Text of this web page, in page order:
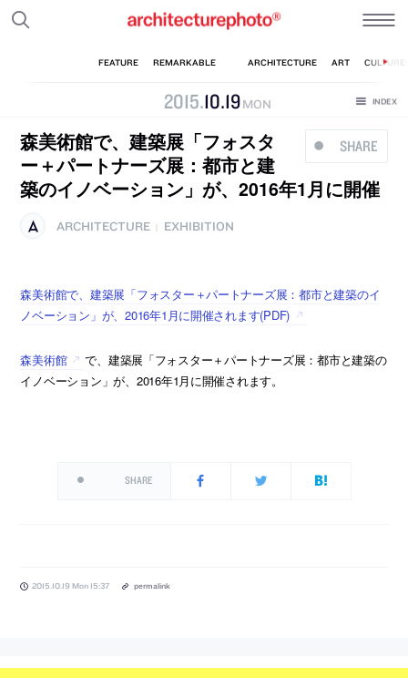
2015.10.19 MON
SHARE
森美術館で、建築展「フォスタ
ー＋パートナーズ展：都市と建
築のイノベーション」が、2016年1月に開催
ARCHITECTURE EXHIBITION
森美術館で、建築展「フォスター＋パートナーズ展：都市と建築のイ
ノベーション」が、2016年1月に開催されます(PDF)
森美術館
で、建築展「フォスター＋パートナーズ展：都市と建築の
イノベーション」が、2016年1月に開催されます。
SHARE
2015.10.19 Mon 15:37 permalink